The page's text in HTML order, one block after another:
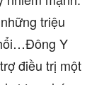
triệu
Y
điều trị một